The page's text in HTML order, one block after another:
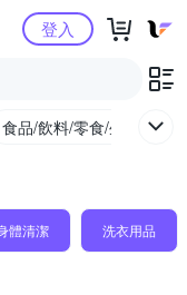
中心登入
食品/飲料/零食/生鮮
體清潔 洗衣用品